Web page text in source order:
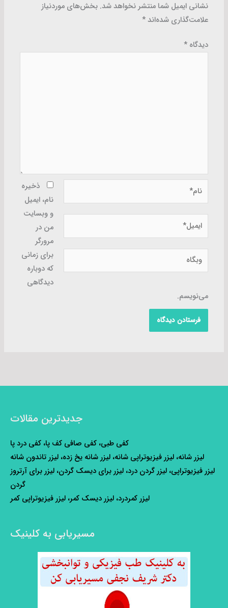
نشانی ایمیل شما منتشر نخواهد شد. بخش‌های موردنیاز
علامت‌گذاری شده‌اند*
دیدگاه*
نام*
ایمیل*
وبگاه
ذخیره
نام، ایمیل
و وبسایت
من در
مرورگر
برای زمانی
که دوباره
دیدگاهی
می‌نویسم.
جدیدترین مقالات
کفی طبی، کفی صافی کف پا، کفی درد پا
لیزر شانه، لیزر فیزیوتراپی شانه، لیزر شانه یخ زده، لیزر تاندون شانه
لیزر فیزیوتراپی، لیزر گردن درد، لیزر برای دیسک گردن، لیزر برای آرتروز
گردن
لیزر کمردرد، لیزر دیسک کمر، لیزر فیزیوتراپی کمر
مسیریابی به کلینیک